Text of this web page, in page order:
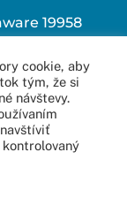
19958
cookie, aby
tým, že si
návštevy.